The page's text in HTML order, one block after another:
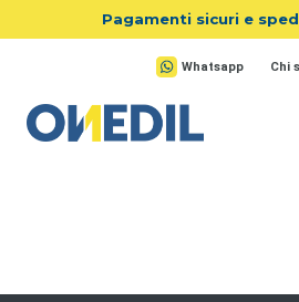
Salta al contenuto principale
Pagamenti sicuri e
Whatsapp Chi